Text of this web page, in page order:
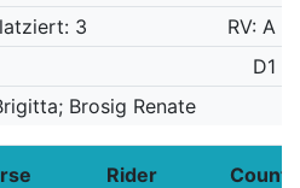
3
RV: A
D1
Brosig Renate
Rider